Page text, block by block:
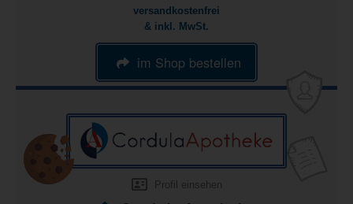
versandkostenfrei
& inkl. MwSt.
im Shop bestellen
Profil einsehen